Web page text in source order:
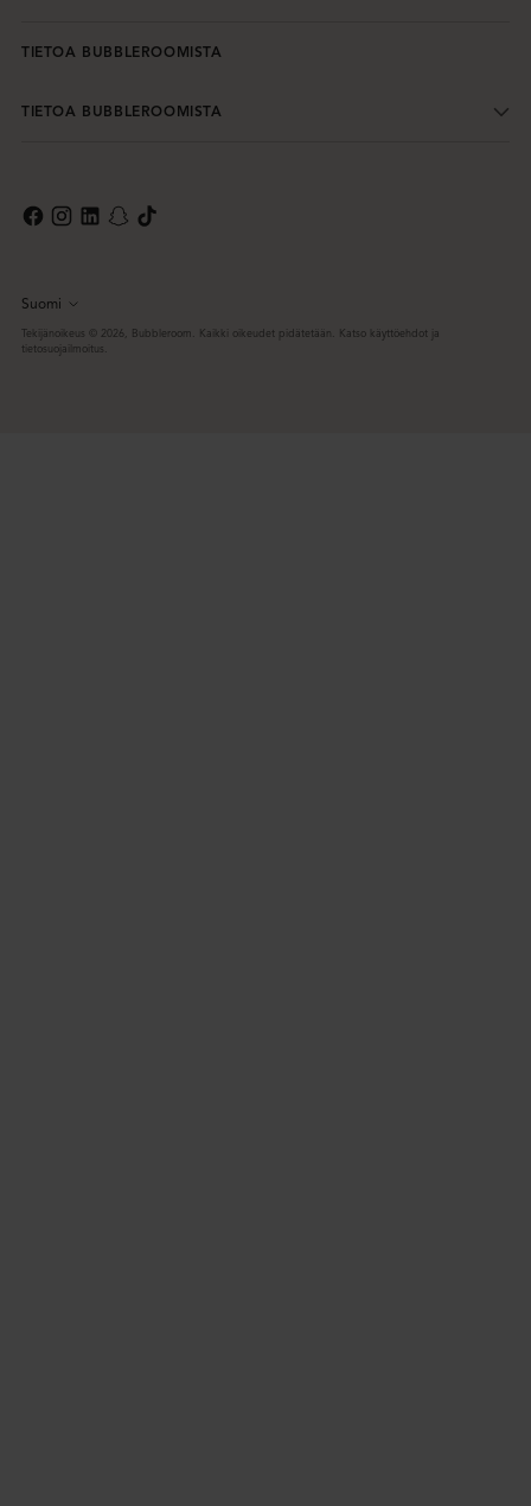
TIETOA BUBBLEROOMISTA
TIETOA BUBBLEROOMISTA
Kieli
Suomi
Tekijänoikeus © 2026, Bubbleroom. Kaikki oikeudet pidätetään. Katso käyttöehdot ja
tietosuojailmoitus.